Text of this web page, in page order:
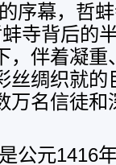
序幕，哲
蚌寺背后的
，伴着凝
丝绸织就
名信徒和
公元1416